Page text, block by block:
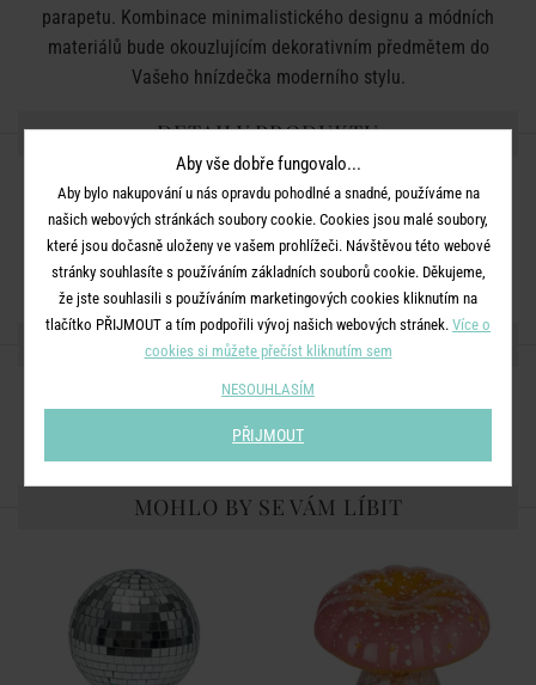
parapetu. Kombinace minimalistického designu a módních
materiálů bude okouzlujícím dekorativním předmětem do
Vašeho hnízdečka moderního stylu.
DETAILY PRODUKTU
Rozměry:D 12 x Š 6,5 ​​x V 20 cm
Materiál:mangové dřevo, železo
Barva:hnědá
SDÍLEJTE S PŘÁTELI
MOHLO BY SE VÁM LÍBIT
Aby vše dobře fungovalo...
Aby bylo nakupování u nás opravdu pohodlné a snadné, používáme na
našich webových stránkách soubory cookie. Cookies jsou malé soubory,
které jsou dočasně uloženy ve vašem prohlížeči. Návštěvou této webové
stránky souhlasíte s používáním základních souborů cookie. Děkujeme,
že jste souhlasili s používáním marketingových cookies kliknutím na
tlačítko PŘIJMOUT a tím podpořili vývoj našich webových stránek. Více o
cookies si můžete přečíst kliknutím sem
NESOUHLASÍM
PŘIJMOUT